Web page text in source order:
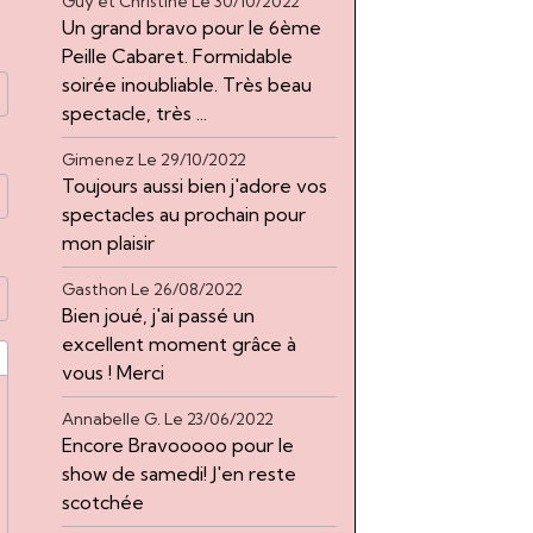
Un grand bravo pour le 6ème
Peille Cabaret. Formidable
soirée inoubliable. Très beau
spectacle, très ...
Gimenez Le 29/10/2022
Toujours aussi bien j'adore vos
spectacles au prochain pour
mon plaisir
Gasthon Le 26/08/2022
Bien joué, j'ai passé un
excellent moment grâce à
vous ! Merci
Annabelle G. Le 23/06/2022
Encore Bravooooo pour le
show de samedi! J'en reste
scotchée